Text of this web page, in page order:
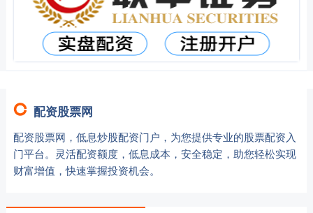
配资股票网
配资股票网，低息炒股配资门户，为您提供专业的股票配资入
门平台。灵活配资额度，低息成本，安全稳定，助您轻松实现
财富增值，快速掌握投资机会。